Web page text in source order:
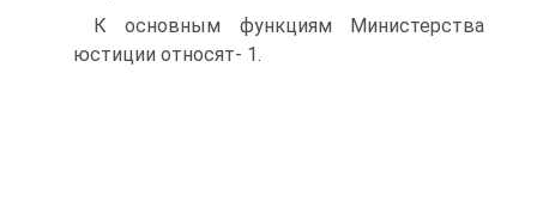
К основным функциям Министерства
юстиции относят- 1.